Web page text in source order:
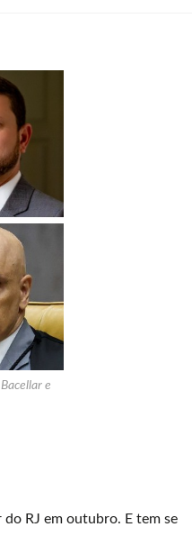
e
RJ em outubro. E tem se